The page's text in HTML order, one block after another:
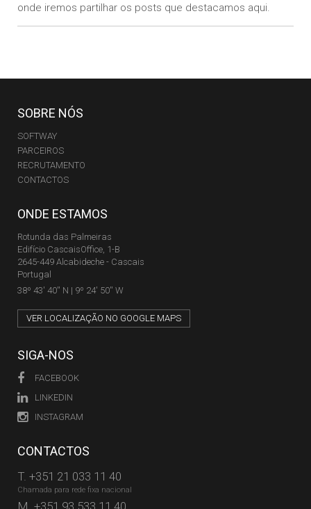
onde iremos partilhar os posts que destacamos aqui.
SOBRE NÓS
SOFTWAY
PARCEIROS
RECRUTAMENTO
CONTACTOS
ONDE ESTAMOS
Rotunda das Palmeiras
Edifício CascaisOffice, 1-B
2645-449 Alcabideche - Cascais
Portugal
38º 43' 40'' N | 9º 24' 50'' W
VER LOCALIZAÇÃO NO GOOGLE MAPS
SIGA-NOS
FACEBOOK
LINKEDIN
INSTAGRAM
CONTACTOS
T. +351 21 033 11 40
Chamada para rede fixa nacional
M. +351 93 533 11 40